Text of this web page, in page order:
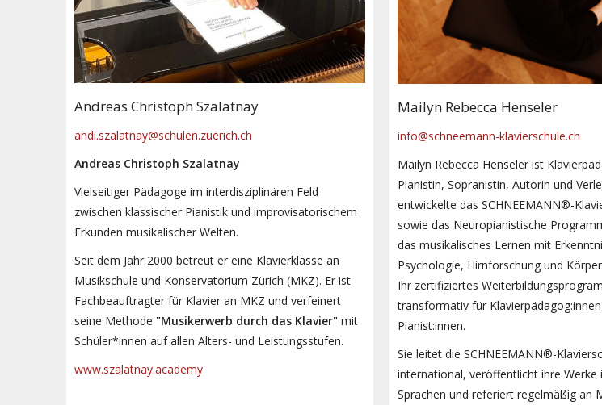
Andreas Christoph Szalatnay
andi.szalatnay@schulen.zuerich.ch
Andreas Christoph Szalatnay
Vielseitiger Pädagoge im interdisziplinären Feld
zwischen klassischer Pianistik und improvisatorischem
Erkunden musikalischer Welten.
Seit dem Jahr 2000 betreut er eine Klavierklasse an
Musikschule und Konservatorium Zürich (MKZ). Er ist
Fachbeauftragter für Klavier an MKZ und verfeinert
seine Methode "Musikerwerb durch das Klavier" mit
Schüler*innen auf allen Alters- und Leistungsstufen.
www.szalatnay.academy
Mailyn Rebecca Henseler
info@schneemann-klavierschule.ch
Mailyn Rebecca Henseler ist
Pianistin, Sopranistin, Autorin und
entwickelte das SCHNEEMANN®-
sowie das Neuropianistische
das musikalisches Lernen mit
Psychologie, Hirnforschung und
Ihr zertifiziertes
transformativ für
Pianist:innen.
Sie leitet die SCHNEEMANN®-
international, veröffentlicht ihre Werke
Sprachen und referiert regelmäßig an